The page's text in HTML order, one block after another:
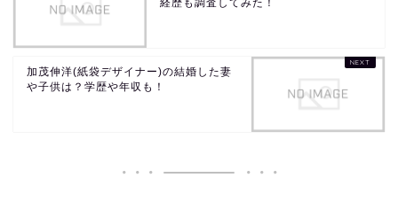
加茂伸洋(紙袋デザイナー)の結婚した妻
や子供は？学歴や年収も！